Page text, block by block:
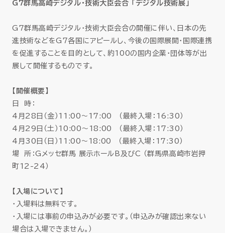
G7群馬高崎デジタル・技術大臣会合 「デジタル技術展」
G7群馬高崎デジタル・技術大臣会合の開催に伴い、日本の先
進技術などをG7各国にアピールし、今後の国際展開・国際連携
を促進することを目的として、約100の国内企業・団体等が出
展して開催するものです。
【開催概要】
日 時：
4月28日（金）11:00～17:00 （最終入場：16:30）
4月29日（土）10:00～18:00 （最終入場：17:30）
4月30日（日）11:00～18:00 （最終入場：17:30）
場 所：Gメッセ群馬 展示ホールB及びC （群馬県高崎市岩押
町12-24）
【入場について】
・入場料は無料です。
・入場には事前の申込みが必要です。（申込みが確認出来ない
場合は入場できません。）